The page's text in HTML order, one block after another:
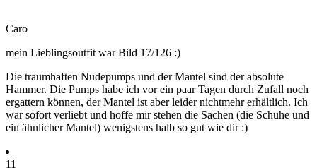
Caro
mein Lieblingsoutfit war Bild 17/126 :)
Die traumhaften Nudepumps und der Mantel sind der absolute
Hammer. Die Pumps habe ich vor ein paar Tagen durch Zufall noch
ergattern können, der Mantel ist aber leider nichtmehr erhältlich. Ich
war sofort verliebt und hoffe mir stehen die Sachen (die Schuhe und
ein ähnlicher Mantel) wenigstens halb so gut wie dir :)
11